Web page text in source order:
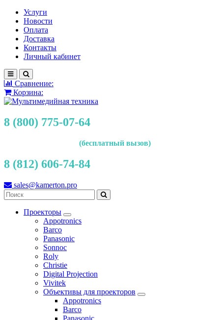
Услуги
Новости
Оплата
Доставка
Контакты
Личный кабинет
Сравнение:
Корзина:
8 (800) 775-07-64
(бесплатный вызов)
8 (812) 606-74-84
sales@kamerton.pro
Проекторы
Appotronics
Barco
Panasonic
Sonnoc
Roly
Christie
Digital Projection
Vivitek
Объективы для проекторов
Appotronics
Barco
Panasonic